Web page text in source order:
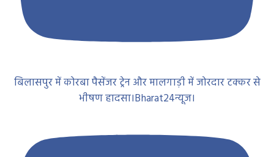
बिलासपुर में कोरबा पैसेंजर ट्रेन और मालगाड़ी में जोरदार टक्कर से
भीषण हादसा।Bharat24न्यूज।